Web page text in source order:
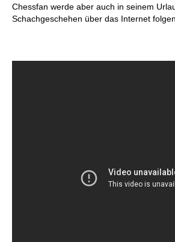
Chessfan werde aber auch in seinem
Schachgeschehen über das Internet folgen.